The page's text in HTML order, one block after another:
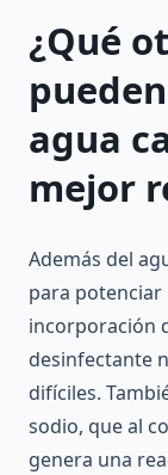
¿Qué
agua
mejor
Además del
para potenciar
incorporación
desinfectante
difíciles.
sodio, que al
genera una